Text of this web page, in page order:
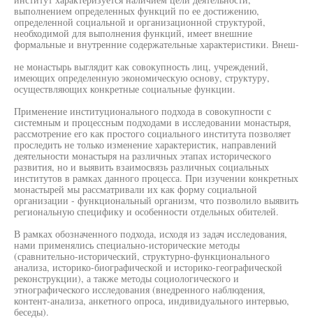
выполнением определенных функций по ее достижению,
определенной социальной и организационной структурой,
необходимой для выполнения функций, имеет внешние
формальные и внутренние содержательные характеристики. Внеш-
не монастырь выглядит как совокупность лиц, учреждений,
имеющих определенную экономическую основу, структуру,
осуществляющих конкретные социальные функции.
Применение институционального подхода в совокупности с
системным и процессным подходами в исследовании монастыря,
рассмотрение его как простого социального института позволяет
проследить не только изменение характеристик, направлений
деятельности монастыря на различных этапах исторического
развития, но и выявить взаимосвязь различных социальных
институтов в рамках данного процесса. При изучении конкретных
монастырей мы рассматривали их как форму социальной
организации - функциональный организм, что позволило выявить
региональную специфику и особенности отдельных обителей.
В рамках обозначенного подхода, исходя из задач исследования,
нами применялись специально-исторические методы
(сравнительно-исторический, структурно-функционального
анализа, историко-биографической и историко-географической
реконструкции), а также методы социологического и
этнографического исследования (внедренного наблюдения,
контент-анализа, анкетного опроса, индивидуального интервью,
беседы).